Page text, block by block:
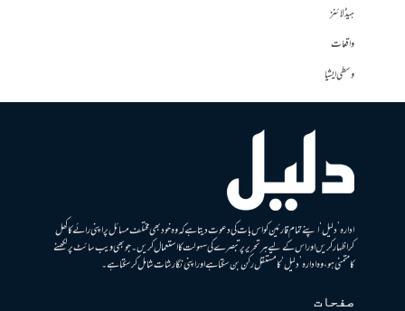
ہیڈلائنز
واقعات
وسطی ایشیا
ادارہ ’دلیل‘ اپنے تمام قارئین کو اس بات کی دعوت دیتا ہے کہ وہ خود بھی مختلف مسائل پر اپنی رائے کا کھل
کر اظہار کریں اور اس کے لیے ہر تحریر پر تبصرے کی سہولت کا استعمال کریں۔ جو بھی ویب سائٹ پر لکھنے
کا متمنی ہو، وہ ادارہ ’دلیل‘ کا مستقل رکن بن سکتا ہے اور اپنی نگارشات شامل کرسکتا ہے۔
صفحات